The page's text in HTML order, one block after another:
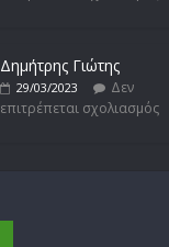
Δημήτρης Γιώτης
29/03/2023
Δεν
επιτρέπεται σχολιασμός